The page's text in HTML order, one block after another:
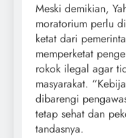
Meski demikian,
moratorium perlu
ketat dari
memperketat
rokok ilegal agar
masyarakat.
dibarengi
tetap sehat dan
tandasnya.